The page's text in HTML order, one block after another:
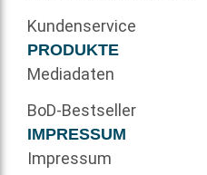
Kundenservice
PRODUKTE
Mediadaten
BoD-Bestseller
IMPRESSUM
Impressum